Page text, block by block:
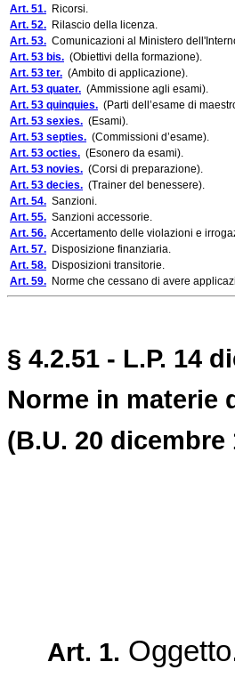
Art. 51. Ricorsi.
Art. 52. Rilascio della licenza.
Art. 53. Comunicazioni al Ministero
Art. 53 bis. (Obiettivi della formazione).
Art. 53 ter. (Ambito di applicazione).
Art. 53 quater. (Ammissione agli esami).
Art. 53 quinquies. (Parti dell’esame di
Art. 53 sexies. (Esami).
Art. 53 septies. (Commissioni d’esame).
Art. 53 octies. (Esonero da esami).
Art. 53 novies. (Corsi di preparazione).
Art. 53 decies. (Trainer del benessere).
Art. 54. Sanzioni.
Art. 55. Sanzioni accessorie.
Art. 56. Accertamento delle violazioni e
Art. 57. Disposizione finanziaria.
Art. 58. Disposizioni transitorie.
Art. 59. Norme che cessano di avere
§ 4.2.51 - L.P. 14
Norme in materie
(B.U. 20 dicembre
Art. 1.